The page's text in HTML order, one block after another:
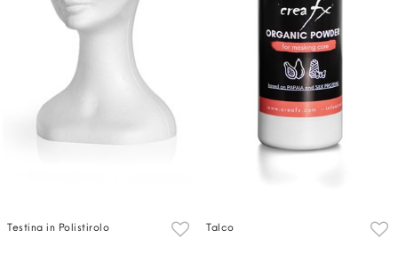
Testina in Polistirolo Talco